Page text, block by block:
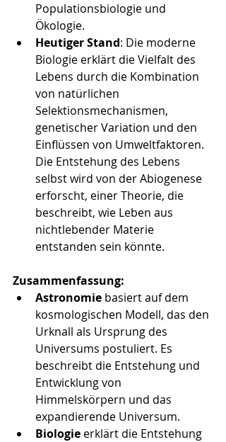
Populationsbiologie und
Ökologie.
Heutiger Stand: Die moderne
Biologie erklärt die Vielfalt des
Lebens durch die Kombination
von natürlichen
Selektionsmechanismen,
genetischer Variation und den
Einflüssen von Umweltfaktoren.
Die Entstehung des Lebens
selbst wird von der Abiogenese
erforscht, einer Theorie, die
beschreibt, wie Leben aus
nichtlebender Materie
entstanden sein könnte.
Zusammenfassung:
Astronomie basiert auf dem
kosmologischen Modell, das den
Urknall als Ursprung des
Universums postuliert. Es
beschreibt die Entstehung und
Entwicklung von
Himmelskörpern und das
expandierende Universum.
Biologie erklärt die Entstehung